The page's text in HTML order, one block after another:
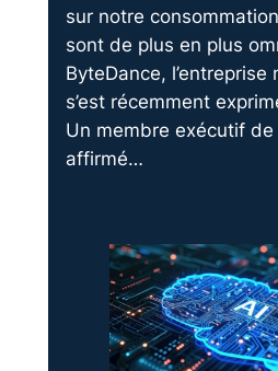
sur notre
sont de plus en plus
ByteDance, l’entreprise
s’est récemment
Un membre exécutif
affirmé…